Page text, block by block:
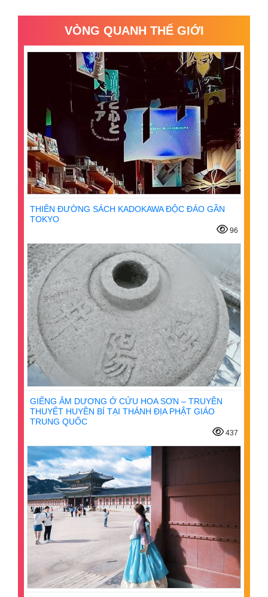
VÒNG QUANH THẾ GIỚI
THIÊN ĐƯỜNG SÁCH KADOKAWA ĐỘC ĐÁO GẦN
TOKYO
96
GIẾNG ÂM DƯƠNG Ở CỬU HOA SƠN – TRUYỀN
THUYẾT HUYỀN BÍ TẠI THÁNH ĐỊA PHẬT GIÁO
TRUNG QUỐC
437